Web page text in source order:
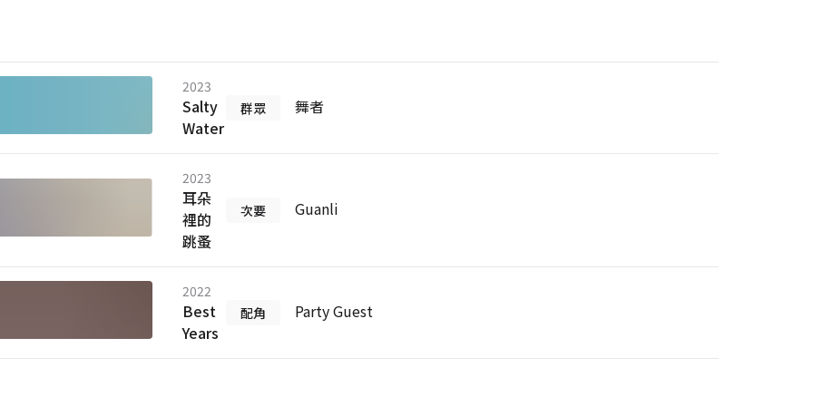
2023
Salty
Water
群眾 舞者
2023
耳朵
裡的
跳蚤
次要 Guanli
2022
Best
Years
配角 Party Guest